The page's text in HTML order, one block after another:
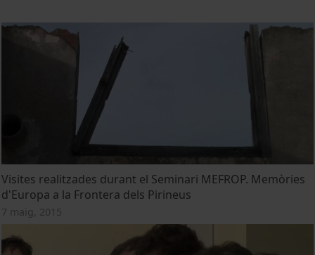
Visites realitzades durant el Seminari MEFROP. Memòries
d'Europa a la Frontera dels Pirineus
7 maig, 2015